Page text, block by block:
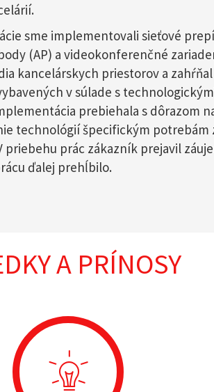
sme implementovali sieťové
(AP) a videokonferenčné
kancelárskych priestorov a
v súlade s
prebiehala s dôrazom
technológií špecifickým potrebám
priebehu prác zákazník prejavil
ďalej prehĺbilo.
A PRÍNOSY